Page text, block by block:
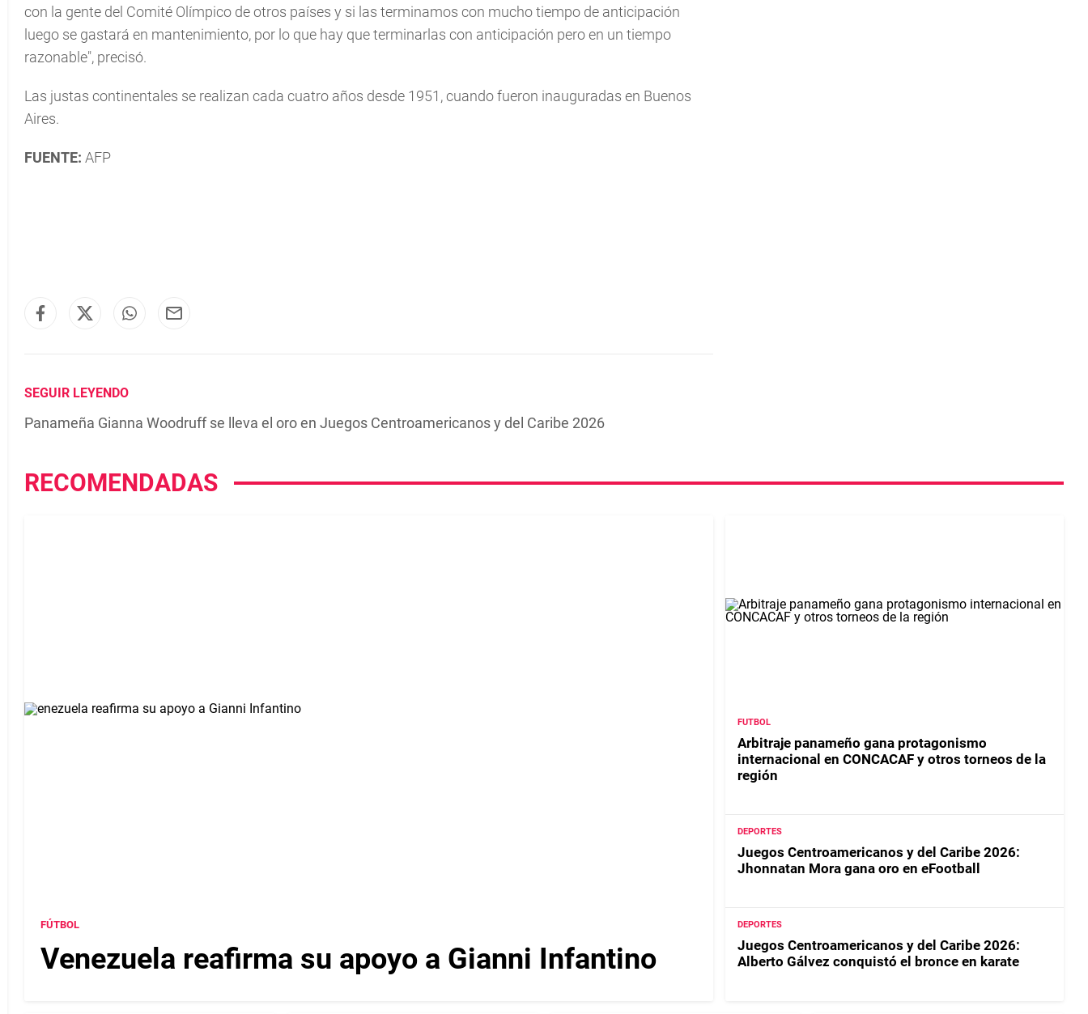
con la gente del Comité Olímpico de otros países y si las terminamos con mucho tiempo de anticipación
luego se gastará en mantenimiento, por lo que hay que terminarlas con anticipación pero en un tiempo
razonable", precisó.
Las justas continentales se realizan cada cuatro años desde 1951, cuando fueron inauguradas en Buenos
Aires.
FUENTE: AFP
SEGUIR LEYENDO
Panameña Gianna Woodruff se lleva el oro en Juegos Centroamericanos y del Caribe 2026
RECOMENDADAS
FÚTBOL
Venezuela reafirma su apoyo a Gianni Infantino
FUTBOL
Arbitraje panameño gana protagonismo
internacional en CONCACAF y otros torneos de la
región
DEPORTES
Juegos Centroamericanos y del Caribe 2026:
Jhonnatan Mora gana oro en eFootball
DEPORTES
Juegos Centroamericanos y del Caribe 2026:
Alberto Gálvez conquistó el bronce en karate